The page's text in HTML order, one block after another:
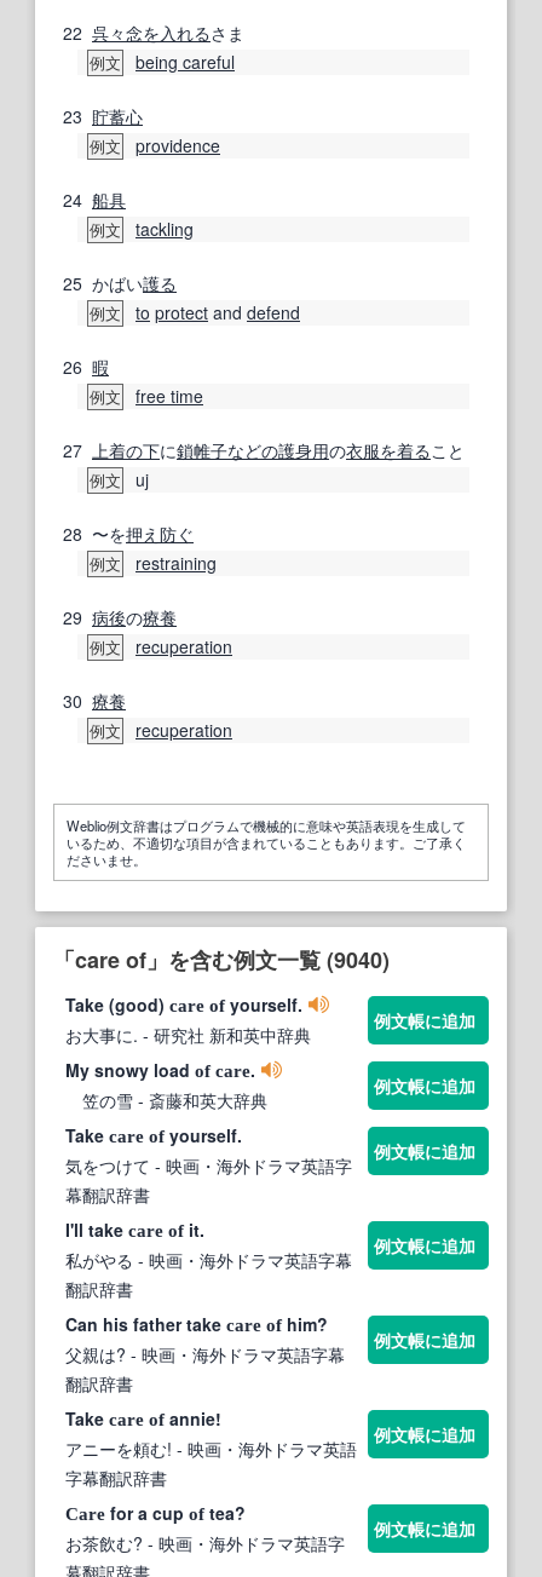
22 呉々念を入れるさま
例文 being careful
23 貯蓄心
例文 providence
24 船具
例文 tackling
25 かばい護る
例文 to protect and defend
26 暇
例文 free time
27 上着の下に鎖帷子などの護身用の衣服を着ること
例文 uj
28 〜を押え 防ぐ
例文 restraining
29 病後の療養
例文 recuperation
30 療養
例文 recuperation
Weblio例文辞書はプログラムで機械的に意味や英語表現を生成して
いるため、不適切な項目が含まれていることもあります。ご了承く
ださいませ。
「care of」を含む例文一覧 (9040)
Take (good) care ofyourself.
お大事に. - 研究社 新和英中辞典
例文帳に追加
My snowy load of care.
笠の雪 - 斎藤和英大辞典
例文帳に追加
Take care ofyourself.
気をつけて - 映画・海外ドラマ英語字
幕翻訳辞書
例文帳に追加
I'll take care ofit.
私がやる - 映画・海外ドラマ英語字幕
翻訳辞書
例文帳に追加
Can his father take care ofhim?
父親は? - 映画・海外ドラマ英語字幕
翻訳辞書
例文帳に追加
Take care ofannie!
アニーを頼む! - 映画・海外ドラマ英語
字幕翻訳辞書
例文帳に追加
Care for a cup oftea?
お茶飲む? - 映画・海外ドラマ英語字
例文帳に追加